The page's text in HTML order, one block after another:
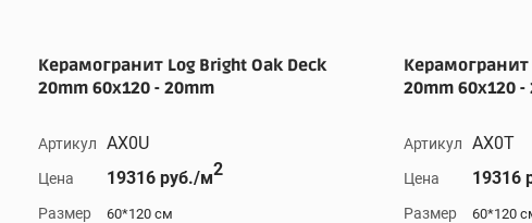
Керамогранит Log Bright Oak Deck
20mm 60x120 - 20mm
Артикул AX0U
Цена 19316 руб./м2
Размер 60*120 см
Керамогранит
20mm 60x120 -
Артикул AX0T
Цена 19316
Размер 60*120